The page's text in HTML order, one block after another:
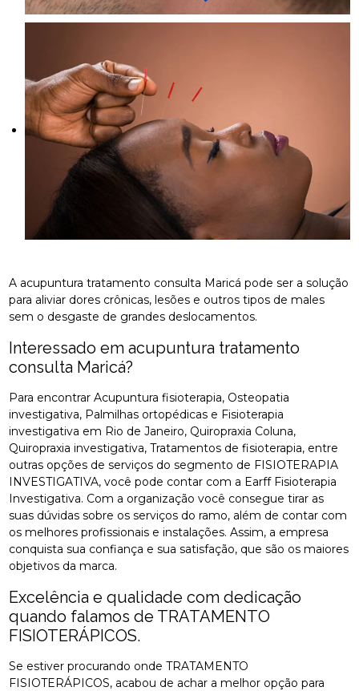
A acupuntura tratamento consulta Maricá pode ser a solução
para aliviar dores crônicas, lesões e outros tipos de males
sem o desgaste de grandes deslocamentos.
Interessado em acupuntura tratamento
consulta Maricá?
Para encontrar Acupuntura fisioterapia, Osteopatia
investigativa, Palmilhas ortopédicas e Fisioterapia
investigativa em Rio de Janeiro, Quiropraxia Coluna,
Quiropraxia investigativa, Tratamentos de fisioterapia, entre
outras opções de serviços do segmento de FISIOTERAPIA
INVESTIGATIVA, você pode contar com a Earff Fisioterapia
Investigativa. Com a organização você consegue tirar as
suas dúvidas sobre os serviços do ramo, além de contar com
os melhores profissionais e instalações. Assim, a empresa
conquista sua confiança e sua satisfação, que são os maiores
objetivos da marca.
Excelência e qualidade com dedicação
quando falamos de TRATAMENTO
FISIOTERÁPICOS.
Se estiver procurando onde TRATAMENTO
FISIOTERÁPICOS, acabou de achar a melhor opção para